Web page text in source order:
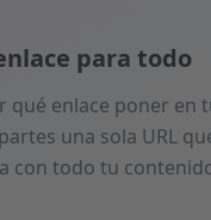
para todo
qué enlace poner en
una sola URL
con todo tu